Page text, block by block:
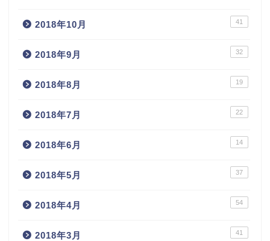
2018年10月 41
2018年9月 32
2018年8月 19
2018年7月 22
2018年6月 14
2018年5月 37
2018年4月 54
2018年3月 41